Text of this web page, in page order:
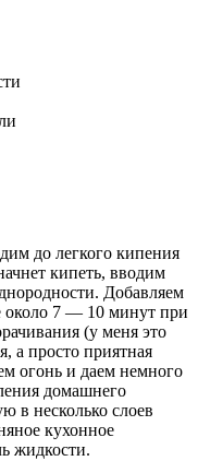
до легкого кипения
кипеть, вводим
Добавляем
около 7 — 10 минут при
(у меня это
а просто приятная
огонь и даем немного
домашнего
в несколько слоев
кухонное
жидкости.